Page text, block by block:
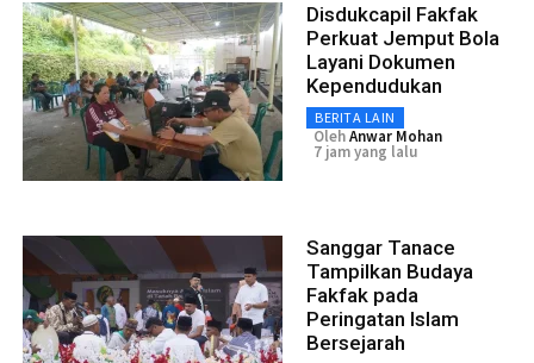
Disdukcapil Fakfak
Perkuat Jemput Bola
Layani Dokumen
Kependudukan
BERITA LAIN
OlehAnwar Mohan
7 jam yang lalu
Sanggar Tanace
Tampilkan Budaya
Fakfak pada
Peringatan Islam
Bersejarah